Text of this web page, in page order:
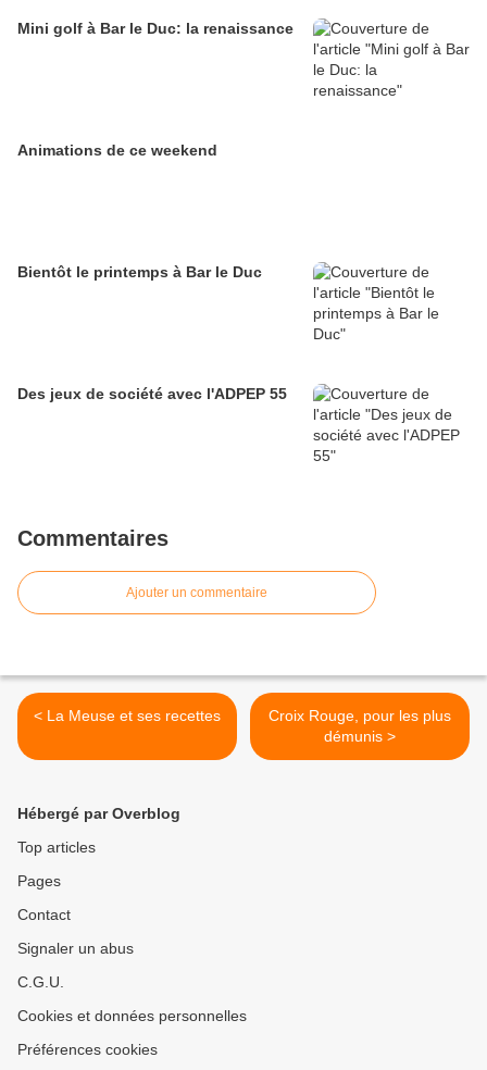
Mini golf à Bar le Duc: la renaissance
Animations de ce weekend
Bientôt le printemps à Bar le Duc
Des jeux de société avec l'ADPEP 55
Commentaires
Ajouter un commentaire
< La Meuse et ses recettes
Croix Rouge, pour les plus
démunis >
Hébergé par Overblog
Top articles
Pages
Contact
Signaler un abus
C.G.U.
Cookies et données personnelles
Préférences cookies